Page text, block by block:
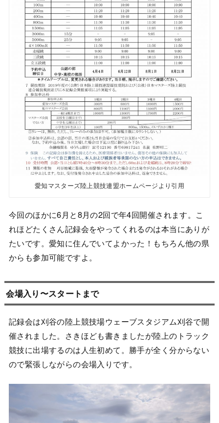
愛知マスターズ陸上競技連盟ホームページより引用
今回のほかに6月と8月の2回で年4回開催されます。こ
れほどたくさん記録会をやってくれるのは本当にありが
たいです。愛知に住んでいてよかった！もちろん他の県
からも参加可能ですよ。
会場入り〜スタートまで
記録会は刈谷の陸上競技場ウェーブスタジアム刈谷で開
催されました。さきほども書きましたが陸上のトラック
競技に出場するのは人生初めて。勝手が全く分からない
ので緊張しながらの会場入りです。